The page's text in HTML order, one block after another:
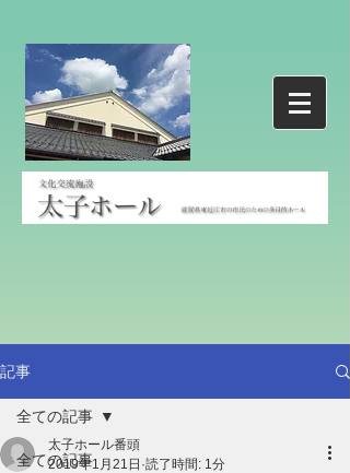
記事
全ての記事
全ての記事
太子ホール番頭
2019年1月21日 読了時間: 1分